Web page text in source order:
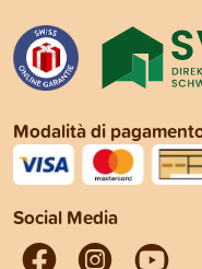
Modalità di
Social Media